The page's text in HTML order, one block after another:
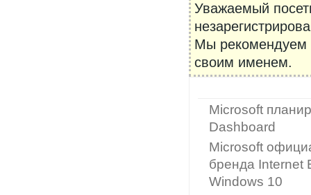
Уважаемый
Мы
своим именем.
Microsoft
Dashboard
Microsoft
бренда Internet
Windows 10